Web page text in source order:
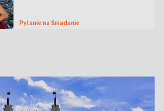
Pytanie na Śniadanie